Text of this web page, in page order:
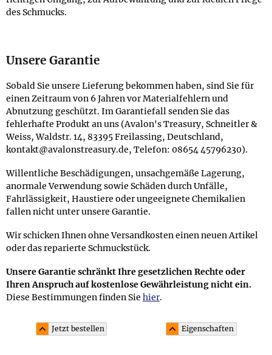
des Schmucks.
Unsere Garantie
Sobald Sie unsere Lieferung bekommen haben, sind Sie für
einen Zeitraum von 6 Jahren vor Materialfehlern und
Abnutzung geschützt. Im Garantiefall senden Sie das
fehlerhafte Produkt an uns (Avalon's Treasury, Schneitler &
Weiss, Waldstr. 14, 83395 Freilassing, Deutschland,
kontakt@avalonstreasury.de, Telefon: 08654 45796230).
Willentliche Beschädigungen, unsachgemäße Lagerung,
anormale Verwendung sowie Schäden durch Unfälle,
Fahrlässigkeit, Haustiere oder ungeeignete Chemikalien
fallen nicht unter unsere Garantie.
Wir schicken Ihnen ohne Versandkosten einen neuen Artikel
oder das reparierte Schmuckstück.
Unsere Garantie schränkt Ihre gesetzlichen Rechte oder
Ihren Anspruch auf kostenlose Gewährleistung nicht ein.
Diese Bestimmungen finden Sie hier.
Jetzt bestellen Eigenschaften